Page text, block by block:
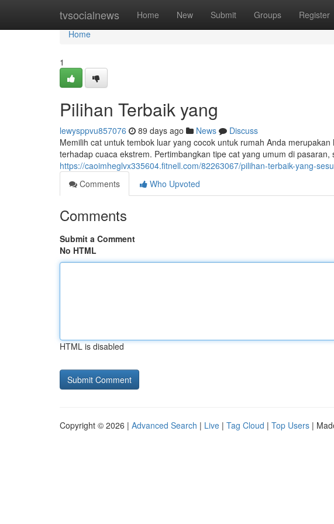
tvsocialnews Home New Submit Groups Register
Home
Home
1
Pilihan Terbaik yang
lewysppvu857076 89 days ago News
Discuss
Memilih cat untuk tembok luar yang cocok untuk rumah Anda
terhadap cuaca ekstrem. Pertimbangkan tipe cat yang umum di pasaran,
https://caoimheglvx335604.fitnell.com/82263067/pilihan-terbaik-yang-
Comments
Who Upvoted
Comments
Submit a Comment
No HTML
HTML is disabled
Copyright © 2026 | Advanced Search | Live | Tag Cloud | Top Users |